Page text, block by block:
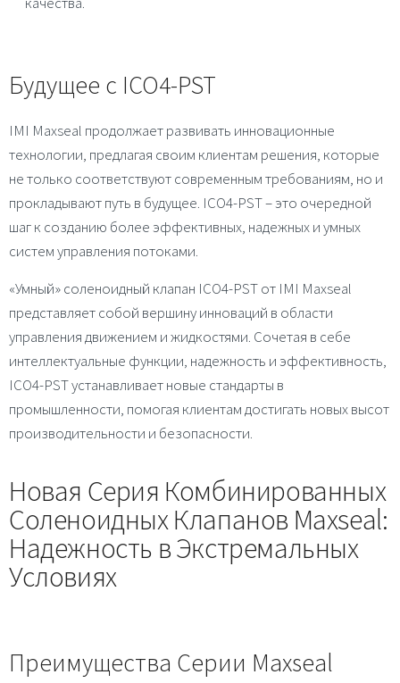
Будущее с ICO4-PST
IMI Maxseal продолжает развивать инновационные
технологии, предлагая своим клиентам решения, которые
не только соответствуют современным требованиям, но и
прокладывают путь в будущее. ICO4-PST – это очередной
шаг к созданию более эффективных, надежных и умных
систем управления потоками.
«Умный» соленоидный клапан ICO4-PST от IMI Maxseal
представляет собой вершину инноваций в области
управления движением и жидкостями. Сочетая в себе
интеллектуальные функции, надежность и эффективность,
ICO4-PST устанавливает новые стандарты в
промышленности, помогая клиентам достигать новых высот
производительности и безопасности.
Новая Серия Комбинированных
Соленоидных Клапанов Maxseal:
Надежность в Экстремальных
Условиях
Преимущества Серии Maxseal